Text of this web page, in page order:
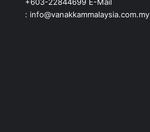
: info@vanakkammalaysia.com.my